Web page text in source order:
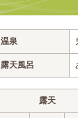
温泉
露天風呂
露天